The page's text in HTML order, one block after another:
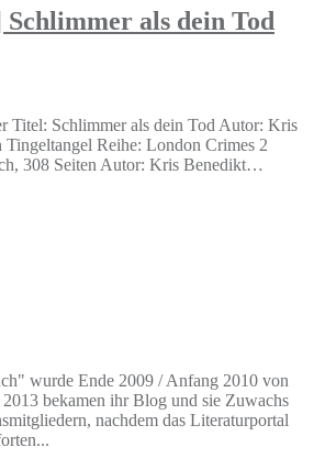
als dein Tod
Titel: Schlimmer als dein Tod Autor: Kris
Reihe: London Crimes 2
308 Seiten Autor: Kris Benedikt…
wurde Ende 2009 / Anfang 2010 von
2013 bekamen ihr Blog und sie Zuwachs
nachdem das Literaturportal